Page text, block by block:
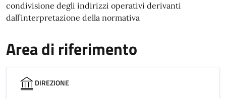
condivisione degli indirizzi operativi derivanti
dall’interpretazione della normativa
Area di riferimento
DIREZIONE